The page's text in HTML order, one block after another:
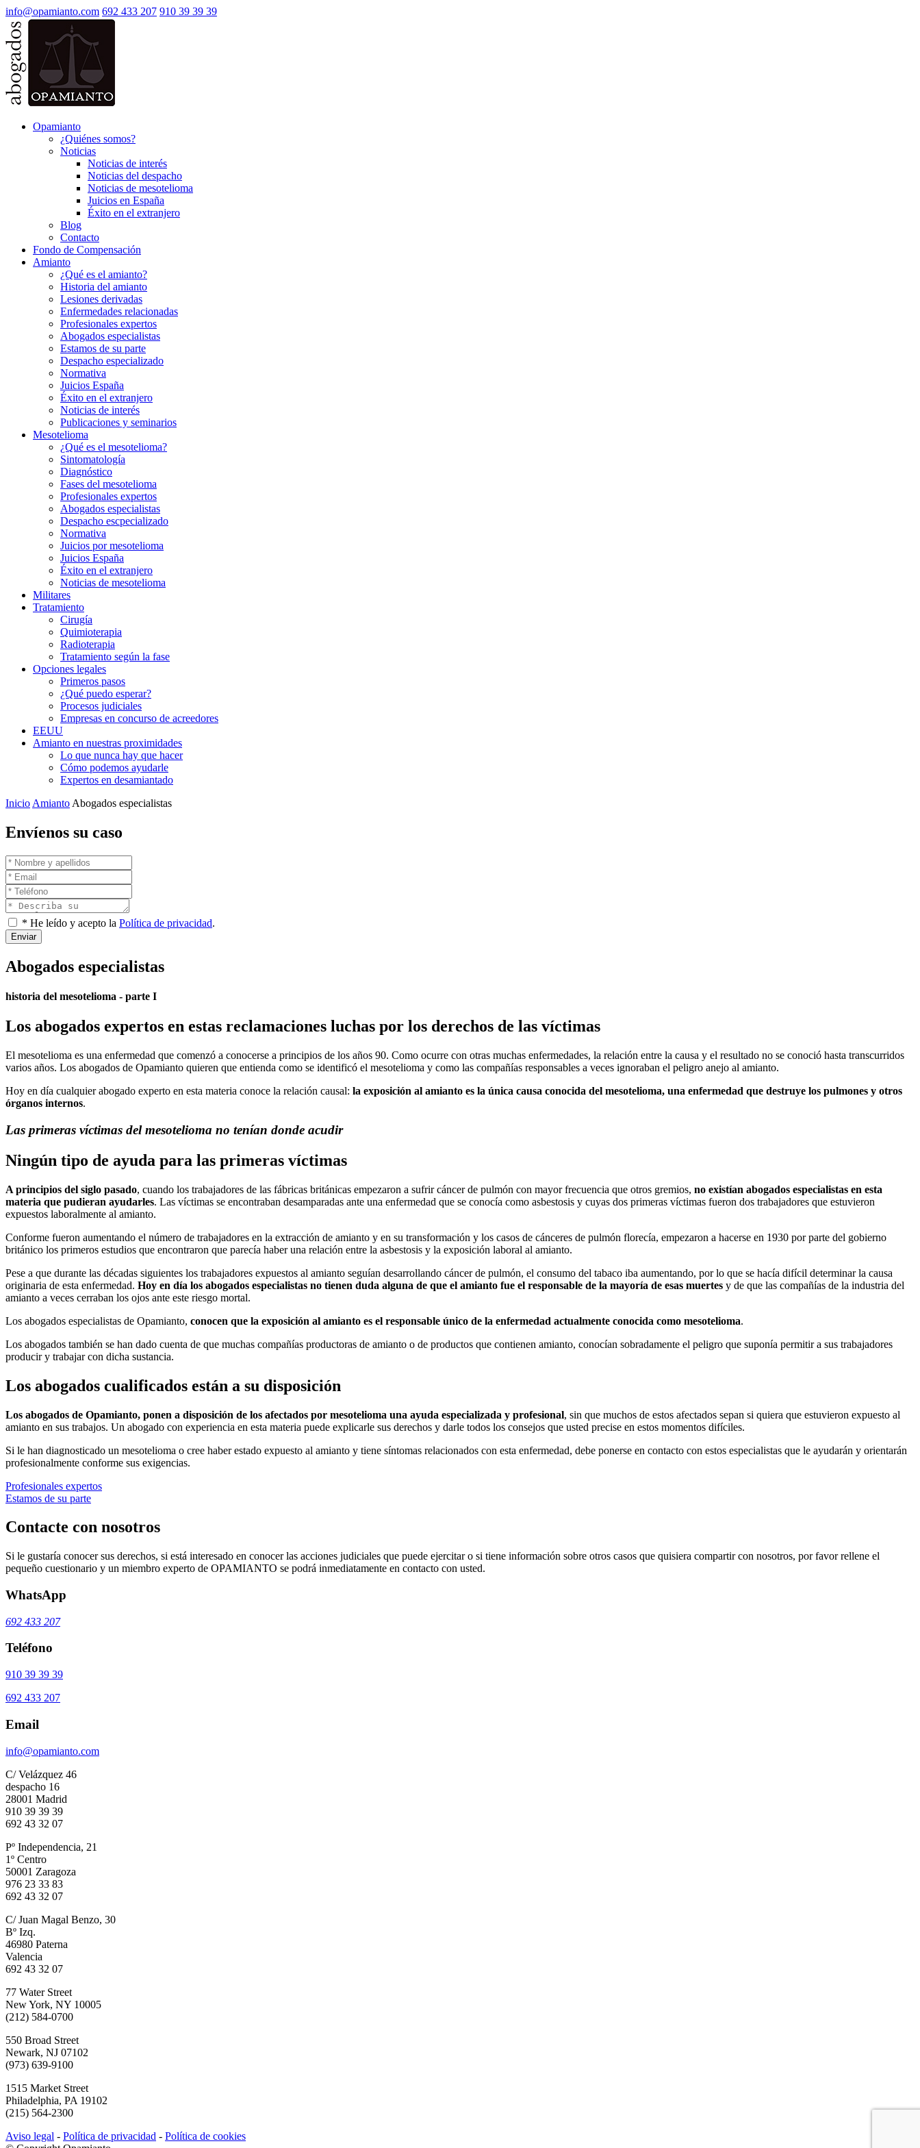
info@opamianto.com 692 433 207 910 39 39 39
Opamianto
¿Quiénes somos?
Noticias
Noticias de interés
Noticias del despacho
Noticias de mesotelioma
Juicios en España
Éxito en el extranjero
Blog
Contacto
Fondo de Compensación
Amianto
¿Qué es el amianto?
Historia del amianto
Lesiones derivadas
Enfermedades relacionadas
Profesionales expertos
Abogados especialistas
Estamos de su parte
Despacho especializado
Normativa
Juicios España
Éxito en el extranjero
Noticias de interés
Publicaciones y seminarios
Mesotelioma
¿Qué es el mesotelioma?
Sintomatología
Diagnóstico
Fases del mesotelioma
Profesionales expertos
Abogados especialistas
Despacho escpecializado
Normativa
Juicios por mesotelioma
Juicios España
Éxito en el extranjero
Noticias de mesotelioma
Militares
Tratamiento
Cirugía
Quimioterapia
Radioterapia
Tratamiento según la fase
Opciones legales
Primeros pasos
¿Qué puedo esperar?
Procesos judiciales
Empresas en concurso de acreedores
EEUU
Amianto en nuestras proximidades
Lo que nunca hay que hacer
Cómo podemos ayudarle
Expertos en desamiantado
Inicio Amianto Abogados especialistas
Envíenos su caso
* He leído y acepto la Política de privacidad.
Enviar
Abogados especialistas
historia del mesotelioma - parte I
Los abogados expertos en estas reclamaciones luchas por los derechos de las víctimas
El mesotelioma es una enfermedad que comenzó a conocerse a principios de los años 90. Como ocurre con otras muchas enfermedades, la relación entre la causa y el resultado no se conoció hasta transcurridos
varios años. Los abogados de Opamianto quieren que entienda como se identificó el mesotelioma y como las compañías responsables a veces ignoraban el peligro anejo al amianto.
Hoy en día cualquier abogado experto en esta materia conoce la relación causal: la exposición al amianto es la única causa conocida del mesotelioma, una enfermedad que destruye los pulmones y otros
órganos internos.
Las primeras víctimas del mesotelioma no tenían donde acudir
Ningún tipo de ayuda para las primeras víctimas
A principios del siglo pasado, cuando los trabajadores de las fábricas británicas empezaron a sufrir cáncer de pulmón con mayor frecuencia que otros gremios, no existían abogados especialistas en esta
materia que pudieran ayudarles. Las víctimas se encontraban desamparadas ante una enfermedad que se conocía como asbestosis y cuyas dos primeras víctimas fueron dos trabajadores que estuvieron
expuestos laboralmente al amianto.
Conforme fueron aumentando el número de trabajadores en la extracción de amianto y en su transformación y los casos de cánceres de pulmón florecía, empezaron a hacerse en 1930 por parte del gobierno
británico los primeros estudios que encontraron que parecía haber una relación entre la asbestosis y la exposición laboral al amianto.
Pese a que durante las décadas siguientes los trabajadores expuestos al amianto seguían desarrollando cáncer de pulmón, el consumo del tabaco iba aumentando, por lo que se hacía difícil determinar la causa
originaria de esta enfermedad. Hoy en día los abogados especialistas no tienen duda alguna de que el amianto fue el responsable de la mayoría de esas muertes y de que las compañías de la industria del
amianto a veces cerraban los ojos ante este riesgo mortal.
Los abogados especialistas de Opamianto, conocen que la exposición al amianto es el responsable único de la enfermedad actualmente conocida como mesotelioma.
Los abogados también se han dado cuenta de que muchas compañías productoras de amianto o de productos que contienen amianto, conocían sobradamente el peligro que suponía permitir a sus trabajadores
producir y trabajar con dicha sustancia.
Los abogados cualificados están a su disposición
Los abogados de Opamianto, ponen a disposición de los afectados por mesotelioma una ayuda especializada y profesional, sin que muchos de estos afectados sepan si quiera que estuvieron expuesto al
amianto en sus trabajos. Un abogado con experiencia en esta materia puede explicarle sus derechos y darle todos los consejos que usted precise en estos momentos difíciles.
Si le han diagnosticado un mesotelioma o cree haber estado expuesto al amianto y tiene síntomas relacionados con esta enfermedad, debe ponerse en contacto con estos especialistas que le ayudarán y orientarán
profesionalmente conforme sus exigencias.
Profesionales expertos
Estamos de su parte
Contacte con nosotros
Si le gustaría conocer sus derechos, si está interesado en conocer las acciones judiciales que puede ejercitar o si tiene información sobre otros casos que quisiera compartir con nosotros, por favor rellene el
pequeño cuestionario y un miembro experto de OPAMIANTO se podrá inmediatamente en contacto con usted.
WhatsApp
692 433 207
Teléfono
910 39 39 39
692 433 207
Email
info@opamianto.com
C/ Velázquez 46
despacho 16
28001 Madrid
910 39 39 39
692 43 32 07
Pº Independencia, 21
1º Centro
50001 Zaragoza
976 23 33 83
692 43 32 07
C/ Juan Magal Benzo, 30
Bº Izq.
46980 Paterna
Valencia
692 43 32 07
77 Water Street
New York, NY 10005
(212) 584-0700
550 Broad Street
Newark, NJ 07102
(973) 639-9100
1515 Market Street
Philadelphia, PA 19102
(215) 564-2300
Aviso legal - Política de privacidad - Política de cookies